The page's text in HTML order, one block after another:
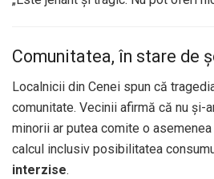
Comunitatea, în stare de
Localnicii din Cenei spun că
comunitate. Vecinii afirmă că nu și-
minorii ar putea comite o
calcul inclusiv posibilitatea
interzise.